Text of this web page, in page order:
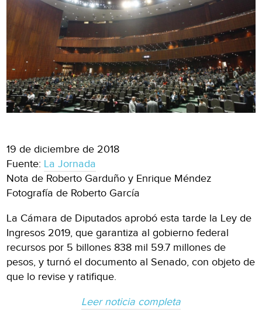
19 de diciembre de 2018
Fuente: La Jornada
Nota de Roberto Garduño y Enrique Méndez
Fotografía de Roberto García
La Cámara de Diputados aprobó esta tarde la Ley de
Ingresos 2019, que garantiza al gobierno federal
recursos por 5 billones 838 mil 59.7 millones de
pesos, y turnó el documento al Senado, con objeto de
que lo revise y ratifique.
Leer noticia completa